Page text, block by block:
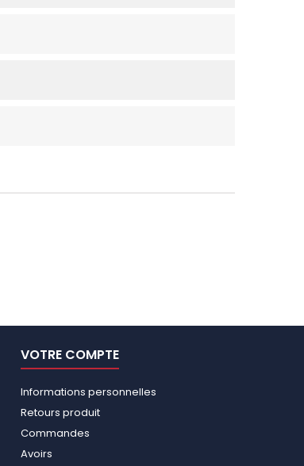
VOTRE COMPTE
Informations personnelles
Retours produit
Commandes
Avoirs